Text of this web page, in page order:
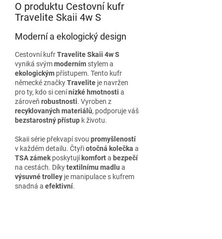
O produktu Cestovní kufr
Travelite Skaii 4w S
Moderní a ekologický design
Cestovní kufrTravelite Skaii 4w S
vyniká svýmmoderním stylem a
ekologickým přístupem. Tento kufr
německé značkyTravelite je navržen
pro ty, kdo si cenínízké hmotnosti a
zároveň robustnosti. Vyroben z
recyklovaných materiálů, podporuje váš
bezstarostný přístup k životu.
Skaii série překvapí svou promyšleností
v každém detailu. Čtyřiotočná kolečka a
TSA zámek poskytují komforta bezpečí
na cestách. Díkytextilnímu madlu a
výsuvné trolley je manipulace s kufrem
snadná a efektivní.